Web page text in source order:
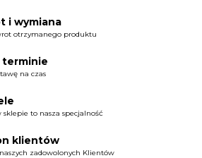
i wymiana
otrzymanego produktu
terminie
na czas
sklepie to nasza specjalność
klientów
zadowolonych Klientów